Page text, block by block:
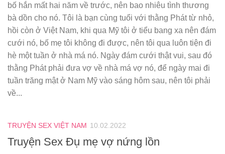
bố hắn mất hai năm về trước, nên bao nhiêu tình thương
bà dồn cho nó. Tôi là bạn cùng tuổi với thằng Phát từ nhỏ,
hồi còn ở Việt Nam, khi qua Mỹ tôi ở tiểu bang xa nên đám
cưới nó, bố mẹ tôi không đi được, nên tôi qua luôn tiện đi
hè một tuần ở nhà má nó. Ngày đám cưới thật vui, sau đó
thằng Phát phải đưa vợ về nhà má vợ nó, để ngày mai đi
tuần trăng mật ở Nam Mỹ vào sáng hôm sau, nên tôi phải
về...
TRUYỆN SEX VIỆT NAM 10.02.2022
Truyện Sex Đụ mẹ vợ nứng lồn